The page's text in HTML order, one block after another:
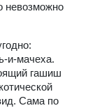
невозможно
и-мачеха.
гашиш
Сама по